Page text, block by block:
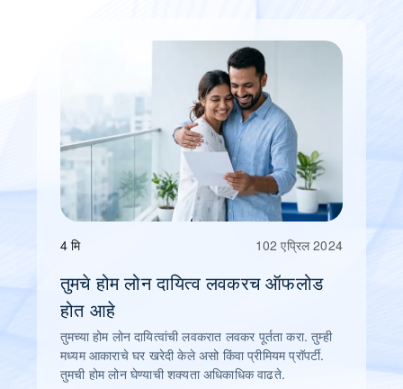
4 मि 102 एप्रिल 2024
तुमचे होम लोन दायित्व लवकरच ऑफलोड
होत आहे
तुमच्या होम लोन दायित्वांची लवकरात लवकर पूर्तता करा. तुम्ही
मध्यम आकाराचे घर खरेदी केले असो किंवा प्रीमियम प्रॉपर्टी.
तुमची होम लोन घेण्याची शक्यता अधिकाधिक वाढते.